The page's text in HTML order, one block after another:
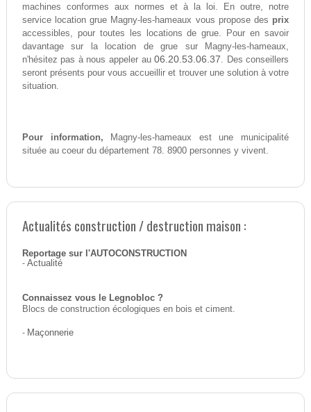
machines conformes aux normes et à la loi. En outre, notre
service location grue Magny-les-hameaux vous propose des prix
accessibles, pour toutes les locations de grue. Pour en savoir
davantage sur la location de grue sur Magny-les-hameaux,
n'hésitez pas à nous appeler au06.20.53.06.37. Des conseillers
seront présents pour vous accueillir et trouver une solution à votre
situation.
Pour information, Magny-les-hameaux est une municipalité
située au coeur du département 78. 8900 personnes y vivent.
Actualités construction / destruction maison :
Reportage sur l'AUTOCONSTRUCTION
- Actualité
Connaissez vous le Legnobloc ?
Blocs de construction écologiques en bois et ciment.
- Maçonnerie